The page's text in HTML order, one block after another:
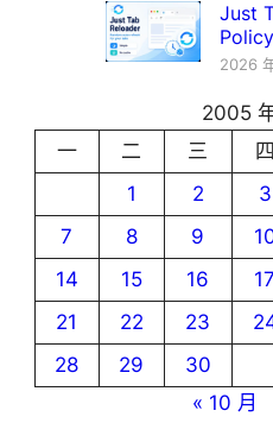
Just
2026
2005
一
二 三 四
1
2 3
7
8 9
14
15 16 17
21
22 23
28
29
30
« 10 月